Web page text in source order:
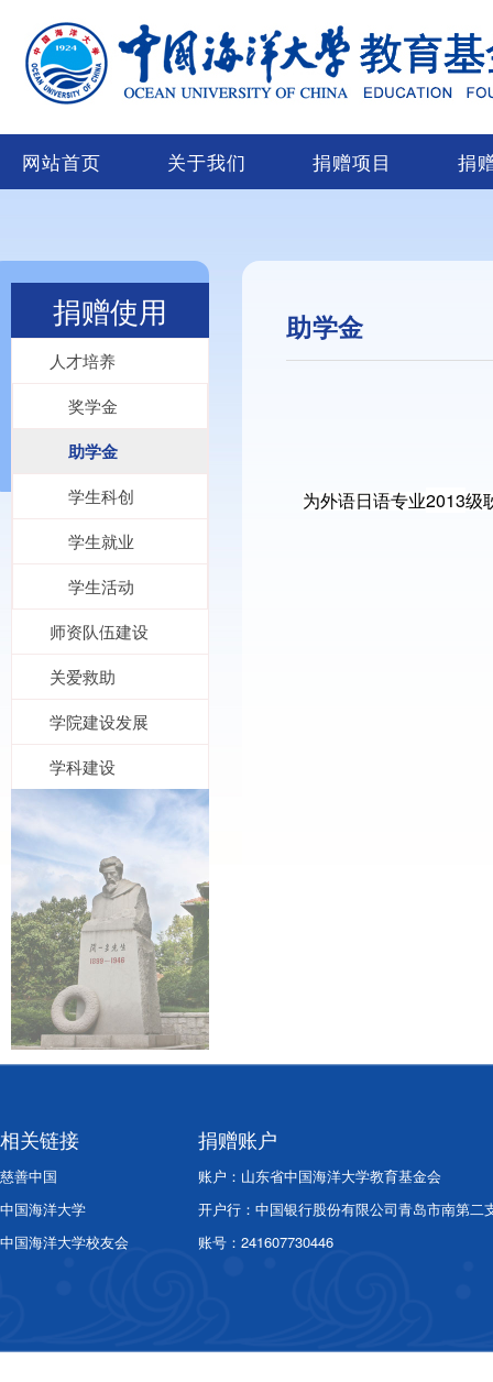
网站首页 关于我们 捐赠项目 捐
捐赠使用
人才培养
奖学金
助学金
学生科创
学生就业
学生活动
师资队伍建设
关爱救助
学院建设发展
学科建设
助学金
为外语日语专业2013级
相关链接
慈善中国
中国海洋大学
中国海洋大学校友会
捐赠账户
账户：山东省中国海洋大学教育基金会
开户行：中国银行股份有限公司青岛市南第二
账号：241607730446